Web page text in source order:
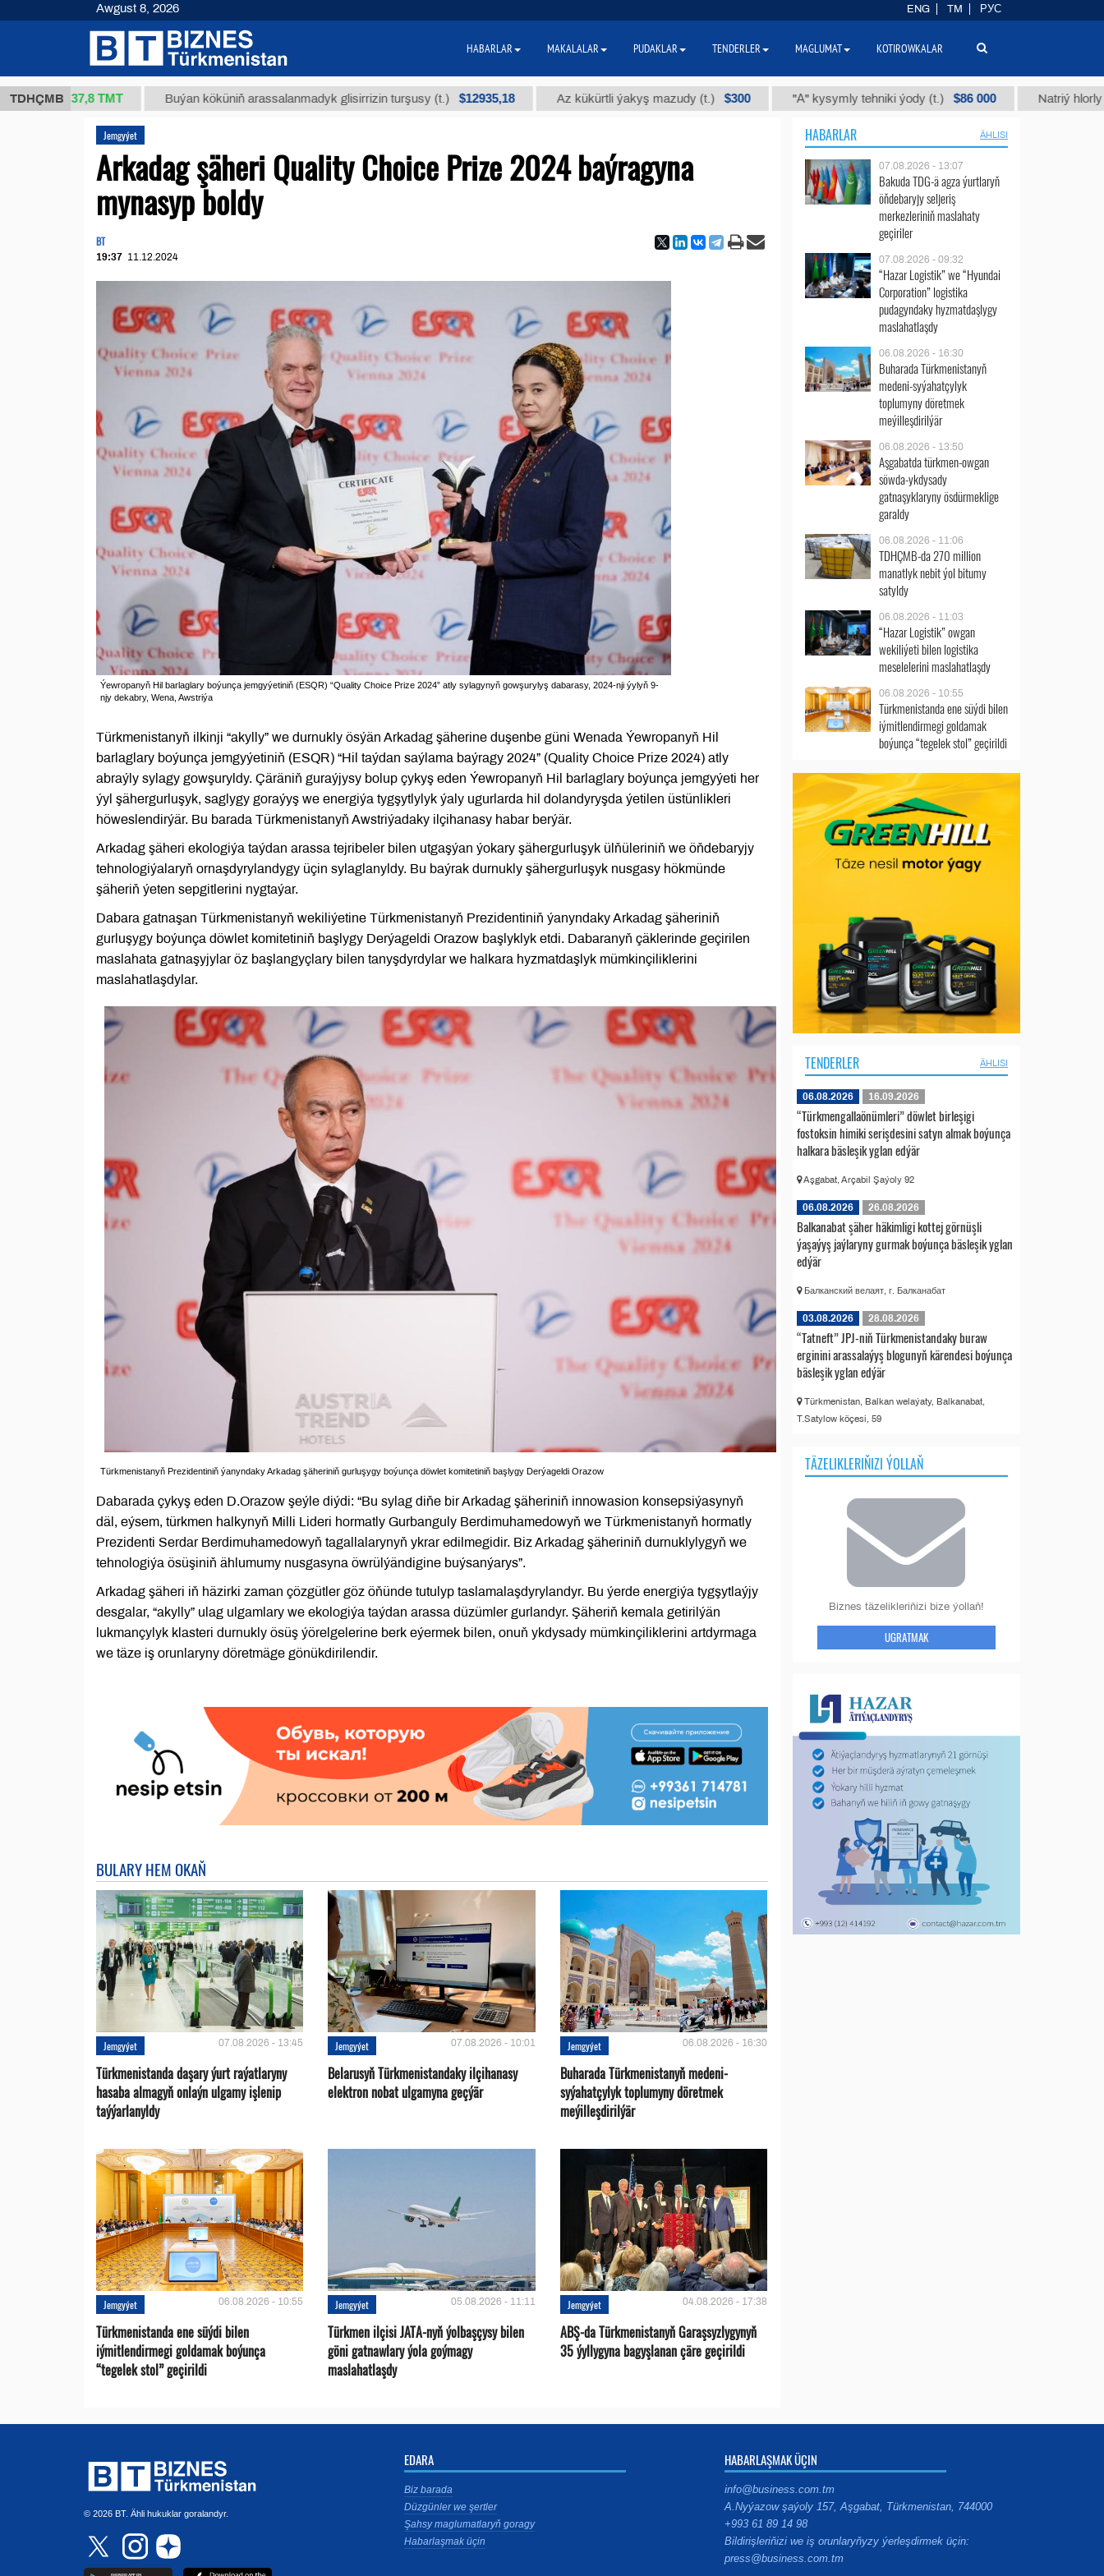
TDHÇMB
37,8 ТМТ Buýan köküniň arassalanmadyk glisirrizin turşusy (t.) $12935,18 Az kükürtli ýakyş mazudy (t.) $300 "А" kysymly tehniki ýody (t.) $86 000 Natriý hlorly (nahar
Jemgyýet
Arkadag şäheri Quality Choice Prize 2024 baýragyna
mynasyp boldy
BT
19:37 11.12.2024
Ýewropanyň Hil barlaglary boýunça jemgyýetiniň (ESQR) “Quality Choice Prize 2024” atly sylagynyň gowşurylyş dabarasy, 2024-nji ýylyň 9-
njy dekabry, Wena, Awstriýa
Türkmenistanyň ilkinji “akylly” we durnukly ösýän Arkadag şäherine duşenbe güni Wenada Ýewropanyň Hil
barlaglary boýunça jemgyýetiniň (ESQR) “Hil taýdan saýlama baýragy 2024” (Quality Choice Prize 2024) atly
abraýly sylagy gowşuryldy. Çäräniň guraýjysy bolup çykyş eden Ýewropanyň Hil barlaglary boýunça jemgyýeti her
ýyl şähergurluşyk, saglygy goraýyş we energiýa tygşytlylyk ýaly ugurlarda hil dolandyryşda ýetilen üstünlikleri
höweslendirýär. Bu barada Türkmenistanyň Awstriýadaky ilçihanasy habar berýär.
Arkadag şäheri ekologiýa taýdan arassa tejribeler bilen utgaşýan ýokary şähergurluşyk ülňüleriniň we öňdebaryjy
tehnologiýalaryň ornaşdyrylandygy üçin sylaglanyldy. Bu baýrak durnukly şähergurluşyk nusgasy hökmünde
şäheriň ýeten sepgitlerini nygtaýar.
Dabara gatnaşan Türkmenistanyň wekiliýetine Türkmenistanyň Prezidentiniň ýanyndaky Arkadag şäheriniň
gurluşygy boýunça döwlet komitetiniň başlygy Derýageldi Orazow başlyklyk etdi. Dabaranyň çäklerinde geçirilen
maslahata gatnaşyjylar öz başlangyçlary bilen tanyşdyrdylar we halkara hyzmatdaşlyk mümkinçiliklerini
maslahatlaşdylar.
Türkmenistanyň Prezidentiniň ýanyndaky Arkadag şäheriniň gurluşygy boýunça döwlet komitetiniň başlygy Derýageldi Orazow
Dabarada çykyş eden D.Orazow şeýle diýdi: “Bu sylag diňe bir Arkadag şäheriniň innowasion konsepsiýasynyň
däl, eýsem, türkmen halkynyň Milli Lideri hormatly Gurbanguly Berdimuhamedowyň we Türkmenistanyň hormatly
Prezidenti Serdar Berdimuhamedowyň tagallalarynyň ykrar edilmegidir. Biz Arkadag şäheriniň durnuklylygyň we
tehnologiýa ösüşiniň ählumumy nusgasyna öwrülýändigine buýsanýarys”.
Arkadag şäheri iň häzirki zaman çözgütler göz öňünde tutulyp taslamalaşdyrylandyr. Bu ýerde energiýa tygşytlaýjy
desgalar, “akylly” ulag ulgamlary we ekologiýa taýdan arassa düzümler gurlandyr. Şäheriň kemala getirilýän
lukmançylyk klasteri durnukly ösüş ýörelgelerine berk eýermek bilen, onuň ykdysady mümkinçiliklerini artdyrmaga
we täze iş orunlaryny döretmäge gönükdirilendir.
BULARY HEM OKAŇ
Jemgyýet 07.08.2026 - 13:45
Türkmenistanda daşary ýurt raýatlaryny
hasaba almagyň onlaýn ulgamy işlenip
taýýarlanyldy
Jemgyýet 07.08.2026 - 10:01
Belarusyň Türkmenistandaky ilçihanasy
elektron nobat ulgamyna geçýär
Jemgyýet 06.08.2026 - 16:30
Buharada Türkmenistanyň medeni-
syýahatçylyk toplumyny döretmek
meýilleşdirilýär
Jemgyýet 06.08.2026 - 10:55
Türkmenistanda ene süýdi bilen
iýmitlendirmegi goldamak boýunça
“tegelek stol” geçirildi
Jemgyýet 05.08.2026 - 11:11
Türkmen ilçisi JATA-nyň ýolbaşçysy bilen
göni gatnawlary ýola goýmagy
maslahatlaşdy
Jemgyýet 04.08.2026 - 17:38
ABŞ-da Türkmenistanyň Garaşsyzlygynyň
35 ýyllygyna bagyşlanan çäre geçirildi
HABARLAR ÄHLISI
07.08.2026 - 13:07
Bakuda TDG-ä agza ýurtlaryň
öňdebaryjy seljeriş
merkezleriniň maslahaty
geçiriler
07.08.2026 - 09:32
“Hazar Logistik” we “Hyundai
Corporation” logistika
pudagyndaky hyzmatdaşlygy
maslahatlaşdy
06.08.2026 - 16:30
Buharada Türkmenistanyň
medeni-syýahatçylyk
toplumyny döretmek
meýilleşdirilýär
06.08.2026 - 13:50
Aşgabatda türkmen-owgan
söwda-ykdysady
gatnaşyklaryny ösdürmeklige
garaldy
06.08.2026 - 11:06
TDHÇMB-da 270 million
manatlyk nebit ýol bitumy
satyldy
06.08.2026 - 11:03
“Hazar Logistik” owgan
wekiliýeti bilen logistika
meselelerini maslahatlaşdy
06.08.2026 - 10:55
Türkmenistanda ene süýdi bilen
iýmitlendirmegi goldamak
boýunça “tegelek stol” geçirildi
TENDERLER ÄHLISI
06.08.2026 16.09.2026
“Türkmengallaönümleri” döwlet birleşigi
fostoksin himiki serişdesini satyn almak boýunça
halkara bäsleşik yglan edýär
Aşgabat, Arçabil Şaýoly 92
06.08.2026 26.08.2026
Balkanabat şäher häkimligi kottej görnüşli
ýaşaýyş jaýlaryny gurmak boýunça bäsleşik yglan
edýär
Балканский велаят, г. Балканабат
03.08.2026 28.08.2026
“Tatneft” JPJ-niň Türkmenistandaky buraw
erginini arassalaýyş blogunyň kärendesi boýunça
bäsleşik yglan edýär
Türkmenistan, Balkan welaýaty, Balkanabat,
T.Satylow köçesi, 59
TÄZELIKLERIŇIZI ÝOLLAŇ
Biznes täzelikleriňizi bize ýollaň!
UGRATMAK
© 2026 BT. Ähli hukuklar goralandyr.
EDARA
Biz barada
Düzgünler we şertler
Şahsy maglumatlaryň goragy
Habarlaşmak üçin
HABARLAŞMAK ÜÇIN
info@business.com.tm
A.Nyýazow şaýoly 157, Aşgabat, Türkmenistan, 744000
+993 61 89 14 98
Bildirişleriňizi we iş orunlaryňyzy ýerleşdirmek üçin:
press@business.com.tm
Awgust 8, 2026 ENG TM РУС
HABARLAR MAKALALAR PUDAKLAR TENDERLER MAGLUMAT KOTIROWKALAR